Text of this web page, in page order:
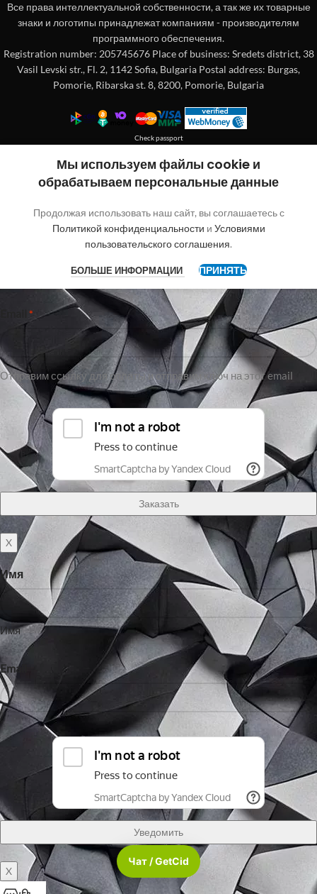
Все права интеллектуальной собственности, а так же их товарные
знаки и логотипы принадлежат компаниям - производителям
программного обеспечения.
Registration number: 205745676 Place of business: Sredets district, 38
Vasil Levski str., Fl. 2, 1142 Sofia, Bulgaria Postal address: Burgas,
Pomorie, Ribarska st. 8, 8200, Pomorie, Bulgaria
Check passport
Мы используем файлы cookie и
обрабатываем персональные данные
Продолжая использовать наш сайт, вы соглашаетесь с
Политикой конфиденциальности и Условиями
пользовательского соглашения.
БОЛЬШЕ ИНФОРМАЦИИ ПРИНЯТЬ
Покупка без регистрации
"обозначает обязательные поля
*
Отправим ссылку для оплаты и отправим ключ на этот email
X
Имя
Имя
Email
X
Чат / GetCid